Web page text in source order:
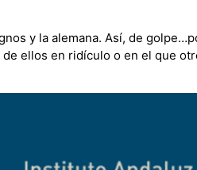
y la alemana. Así, de
ellos en ridículo o en el que